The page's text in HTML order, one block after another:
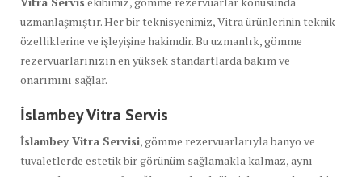
uzmanlaşmıştır. Her bir teknisyenimiz, Vitra ürünlerinin teknik
özelliklerine ve işleyişine hakimdir. Bu uzmanlık, gömme
rezervuarlarınızın en yüksek standartlarda bakım ve
onarımını sağlar.
İslambey Vitra Servis
İslambey Vitra Servisi, gömme rezervuarlarıyla banyo ve
tuvaletlerde estetik bir görünüm sağlamakla kalmaz, aynı